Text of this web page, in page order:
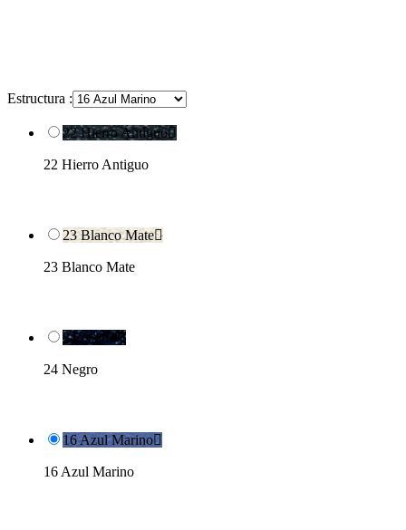
Estructura :
22 Hierro Antiguo
22 Hierro Antiguo
23 Blanco Mate
23 Blanco Mate
24 Negro
24 Negro
16 Azul Marino
16 Azul Marino